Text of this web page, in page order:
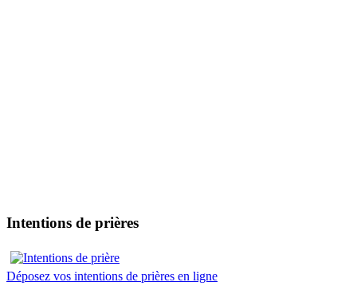
Intentions de prières
Déposez vos intentions de prières en ligne